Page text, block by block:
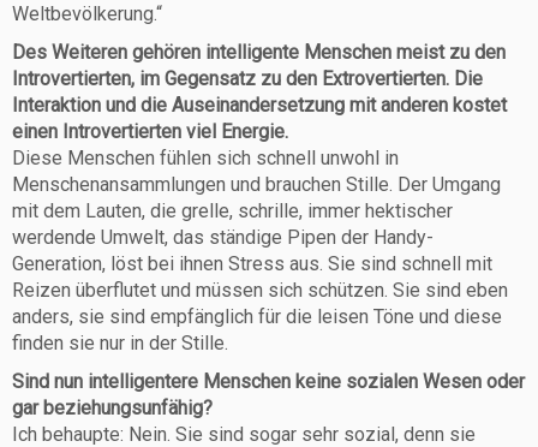
Weltbevölkerung.“
Des Weiteren gehören intelligente Menschen meist zu den
Introvertierten, im Gegensatz zu den Extrovertierten. Die
Interaktion und die Auseinandersetzung mit anderen kostet
einen Introvertierten viel Energie.
Diese Menschen fühlen sich schnell unwohl in
Menschenansammlungen und brauchen Stille. Der Umgang
mit dem Lauten, die grelle, schrille, immer hektischer
werdende Umwelt, das ständige Pipen der Handy-
Generation, löst bei ihnen Stress aus. Sie sind schnell mit
Reizen überflutet und müssen sich schützen. Sie sind eben
anders, sie sind empfänglich für die leisen Töne und diese
finden sie nur in der Stille.
Sind nun intelligentere Menschen keine sozialen Wesen oder
gar beziehungsunfähig?
Ich behaupte: Nein. Sie sind sogar sehr sozial, denn sie